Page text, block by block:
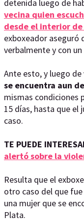
detenida luego de
vecina quien
desde el interior
exboxeador aseguró
verbalmente y con un
Ante esto, y luego
se encuentra aun
mismas condiciones
15 días, hasta que el
caso.
TE PUEDE
alertó sobre la
Resulta que el
otro caso del que
una mujer que se
Plata.